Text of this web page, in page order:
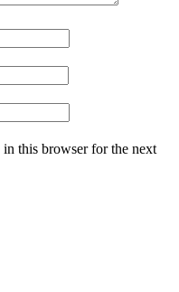
in this browser for the next